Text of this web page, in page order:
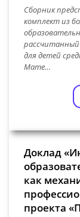
Сборник
комплект из
рассчитанный
для детей
Мате…
Доклад
как
проекта